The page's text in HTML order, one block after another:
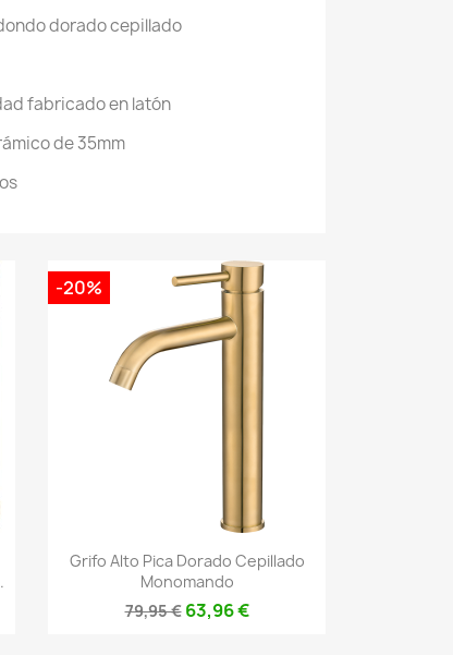
dorado cepillado
fabricado en latón
de 35mm
Vista rápida
Grifo Alto Pica Dorado Cepillado
Monomando
79,95 € 63,96 €
-20%